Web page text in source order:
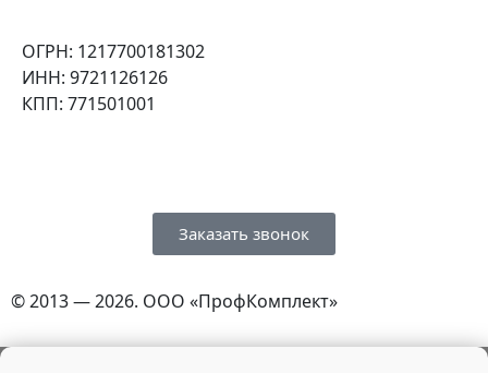
ОГРН: 1217700181302
ИНН: 9721126126
КПП: 771501001
Заказать звонок
© 2013 — 2026. ООО «ПрофКомплект»